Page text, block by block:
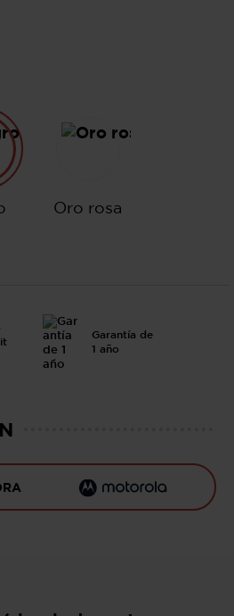
Oro rosa
Garantía de
1 año